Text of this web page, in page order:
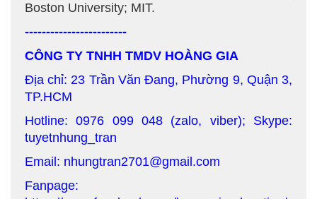
Boston University; MIT.
------------------------
CÔNG TY TNHH TMDV HOÀNG GIA
Địa chỉ: 23 Trần Văn Đang, Phường 9, Quận 3,
TP.HCM
Hotline: 0976 099 048 (zalo, viber); Skype:
tuyetnhung_tran
Email: nhungtran2701@gmail.com
Fanpage: